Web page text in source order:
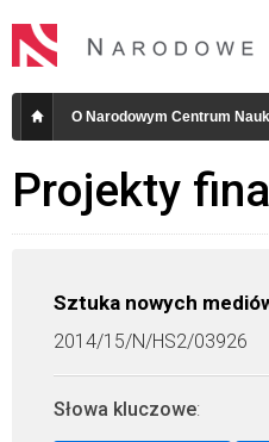
O Narodowym Centrum
Projekty
Sztuka nowych
2014/15/N/HS2/03926
Słowa kluczowe: